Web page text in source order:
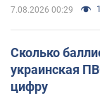
7.08.2026 00:29
Сколько
украинская
цифру